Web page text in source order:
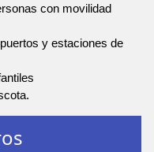
con movilidad
y estaciones de